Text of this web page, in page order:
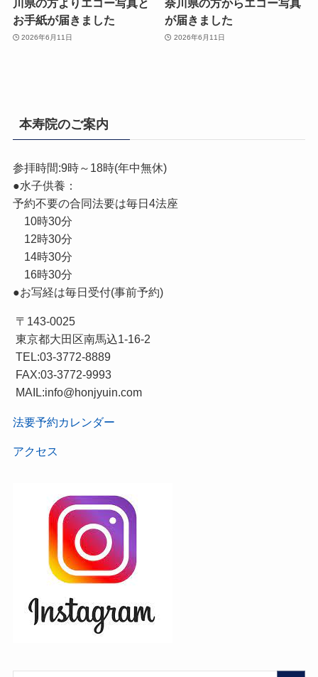
川県の方よりエコー写真と
お手紙が届きました
2026年6月11日
奈川県の方からエコー写真
が届きました
2026年6月11日
本寿院のご案内
参拝時間:9時～18時(年中無休)
●水子供養：
予約不要の合同法要は毎日4法座
10時30分
12時30分
14時30分
16時30分
●お写経は毎日受付(事前予約)
〒143-0025
東京都大田区南馬込1-16-2
TEL:03-3772-8889
FAX:03-3772-9993
MAIL:info@honjyuin.com
法要予約カレンダー
アクセス